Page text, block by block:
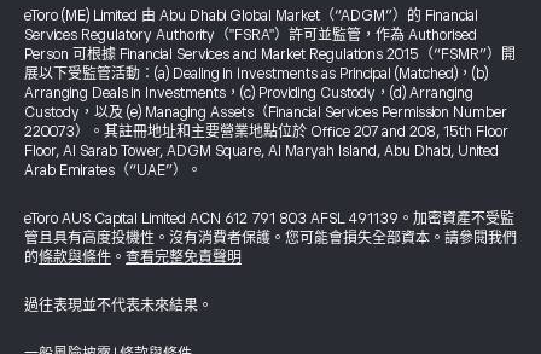
eToro (ME) Limited 由 Abu Dhabi Global Market（“ADGM”）的 Financial
Services Regulatory Authority（"FSRA"）許可並監管，作為 Authorised
Person 可根據 Financial Services and Market Regulations 2015（“FSMR”）開
展以下受監管活動：(a) Dealing in Investments as Principal (Matched)，(b)
Arranging Deals in Investments，(c) Providing Custody，(d) Arranging
Custody，以及 (e) Managing Assets（Financial Services Permission Number
220073）。其註冊地址和主要營業地點位於 Office 207 and 208, 15th Floor
Floor, Al Sarab Tower, ADGM Square, Al Maryah Island, Abu Dhabi, United
Arab Emirates（“UAE”）。
eToro AUS Capital Limited ACN 612 791 803 AFSL 491139。加密資產不受監
管且具有高度投機性。沒有消費者保護。您可能會損失全部資本。請參閱我們
的條款與條件 。 查看完整免責聲明
過往表現並不代表未來結果。